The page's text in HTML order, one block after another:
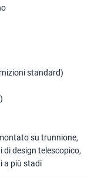
standard)
su trunnione,
di design telescopico,
a più stadi